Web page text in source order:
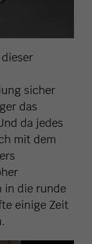
sicher
das
da jedes
mit dem
in die runde
einige Zeit